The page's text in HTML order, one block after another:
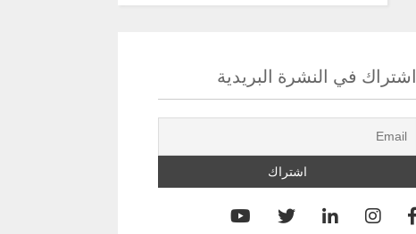
اشتراك في النشرة البريدية